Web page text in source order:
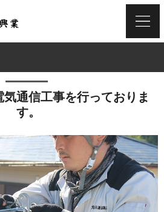
通信工事を行っておりま
す。